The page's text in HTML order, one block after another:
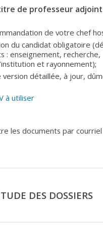
de professeur
de votre chef
du candidat obligatoire
: enseignement, recherche,
et rayonnement);
version détaillée, à jour,
à utiliser
les documents par courriel
DES DOSSIERS